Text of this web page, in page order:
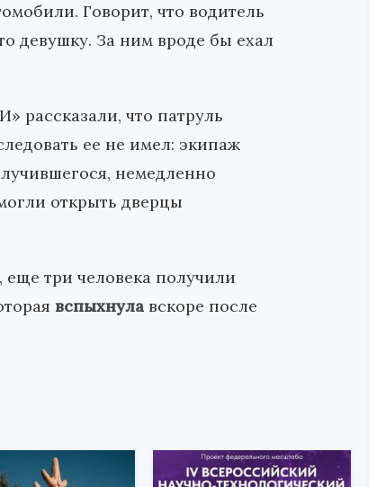
Говорит, что водитель
девушку. За ним вроде бы ехал
рассказали, что патруль
ее не имел: экипаж
немедленно
открыть дверцы
, еще три человека получили
вспыхнула вскоре после